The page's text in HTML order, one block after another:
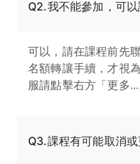
Q2.我不能參加，可
可以，請在課程前先
名額轉讓手續，才視
服請點擊右方「更多...
Q3.課程有可能取消或